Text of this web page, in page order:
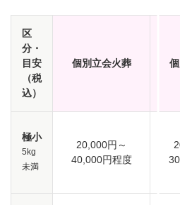
区
分・
目安
（税
込）
個別立会火葬
極小
5kg
未満
20,000円～
40,000円程度